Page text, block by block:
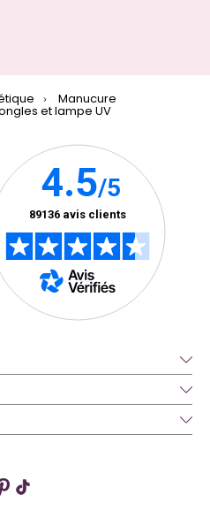
Manucure
et lampe UV